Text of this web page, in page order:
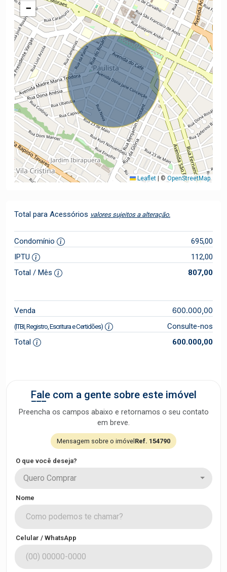
−
Leaflet © OpenStreetMap
Total para Acessórios valores sujeitos a alteração.
Condomínio
695,00
IPTU
112,00
Total / Mês
807,00
Venda 600.000,00
(ITBI, Registro, Escritura e Certidões)
Consulte-nos
Total
600.000,00
Fale com a gente sobre este imóvel
Preencha os campos abaixo e retornamos o seu contato
em breve.
Mensagem sobre o imóvel Ref. 154790
O que você deseja?
Quero Comprar
Nome
Celular / WhatsApp